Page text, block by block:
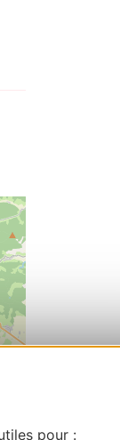
pour :